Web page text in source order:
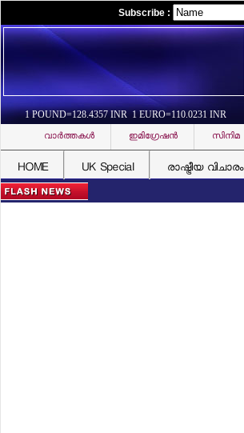
Subscribe :
1 POUND=128.4357 INR 1 EURO=110.0231 INR
വാര്‍ത്തകള്‍ ഇമിഗ്രേഷന്‍ സിനിമ
HOME UK Special രാഷ്ട്രീയ വിചാരം